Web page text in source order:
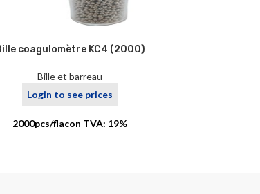
coagulomètre KC4 (2000)
Bille et barreau
Login to see prices
2000pcs/flacon TVA: 19%